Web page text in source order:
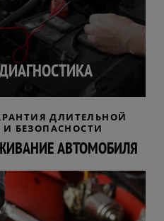
ДЛИТЕЛЬНОЙ
БЕЗОПАСНОСТИ
АВТОМОБИЛЯ